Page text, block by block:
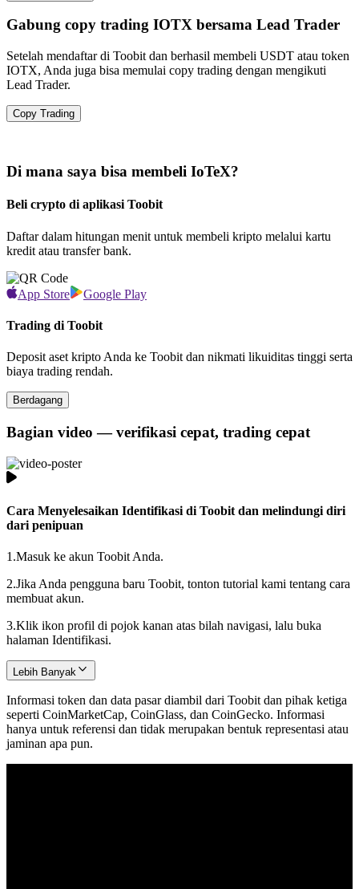
Gabung copy trading IOTX bersama Lead Trader
Setelah mendaftar di Toobit dan berhasil membeli USDT atau token
IOTX, Anda juga bisa memulai copy trading dengan mengikuti
Lead Trader.
Copy Trading
Di mana saya bisa membeli IoTeX?
Beli crypto di aplikasi Toobit
Daftar dalam hitungan menit untuk membeli kripto melalui kartu
kredit atau transfer bank.
App Store Google Play
Trading di Toobit
Deposit aset kripto Anda ke Toobit dan nikmati likuiditas tinggi serta
biaya trading rendah.
Berdagang
Bagian video — verifikasi cepat, trading cepat
Cara Menyelesaikan Identifikasi di Toobit dan melindungi diri
dari penipuan
1.Masuk ke akun Toobit Anda.
2.Jika Anda pengguna baru Toobit, tonton tutorial kami tentang cara
membuat akun.
3.Klik ikon profil di pojok kanan atas bilah navigasi, lalu buka
halaman Identifikasi.
Lebih Banyak
Informasi token dan data pasar diambil dari Toobit dan pihak ketiga
seperti CoinMarketCap, CoinGlass, dan CoinGecko. Informasi
hanya untuk referensi dan tidak merupakan bentuk representasi atau
jaminan apa pun.